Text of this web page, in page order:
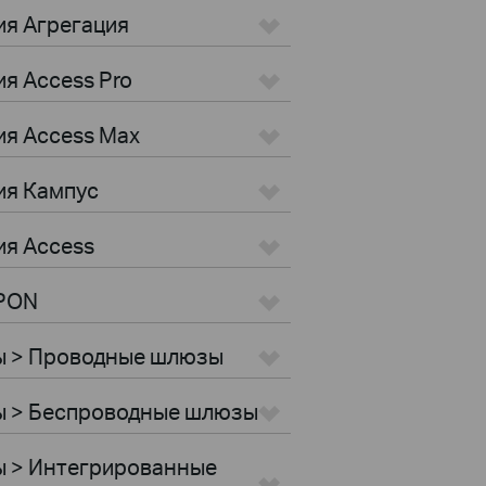
Агрегация
Access Pro
Access Max
Кампус
Access
> Проводные шлюзы
> Беспроводные шлюзы
> Интегрированные